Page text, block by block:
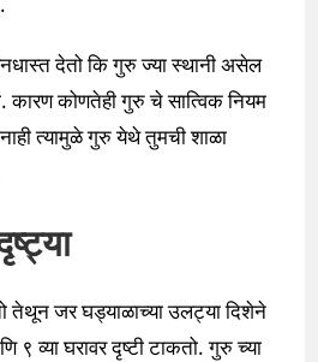
देतो कि गुरु ज्या स्थानी असेल
कारण कोणतेही गुरु चे सात्विक नियम
त्यामुळे गुरु येथे तुमची शाळा
जर घड्याळाच्या उलट्या दिशेने
९ व्या घरावर दृष्टी टाकतो. गुरु च्या